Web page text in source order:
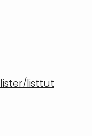
lister/listtut